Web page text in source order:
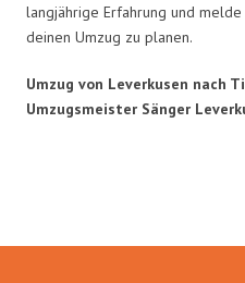
langjährige Erfahrung und
deinen Umzug zu planen.
Umzug von Leverkusen nach
Umzugsmeister Sänger